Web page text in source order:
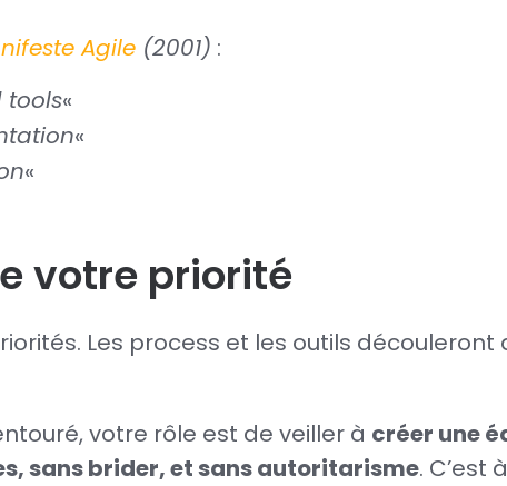
Agile (2001) :
tools«
«
«
votre priorité
Les process et les outils
votre rôle est de veiller à créer une
sans brider, et sans autoritarisme. C’est